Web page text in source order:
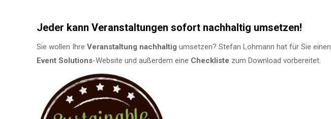
Jeder kann Veranstaltungen sofort nachhaltig umsetzen!
Sie wollen Ihre Veranstaltung nachhaltig umsetzen? Stefan Lohmann hat für Sie einen
Event Solutions-Website und außerdem eine Checkliste zum Download vorbereitet.